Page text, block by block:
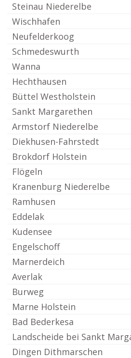
Steinau Niederelbe
Wischhafen
Neufelderkoog
Schmedeswurth
Wanna
Hechthausen
Büttel Westholstein
Sankt Margarethen
Armstorf Niederelbe
Diekhusen-Fahrstedt
Brokdorf Holstein
Flögeln
Kranenburg Niederelbe
Ramhusen
Eddelak
Kudensee
Engelschoff
Marnerdeich
Averlak
Burweg
Marne Holstein
Bad Bederkesa
Landscheide bei Sankt
Dingen Dithmarschen